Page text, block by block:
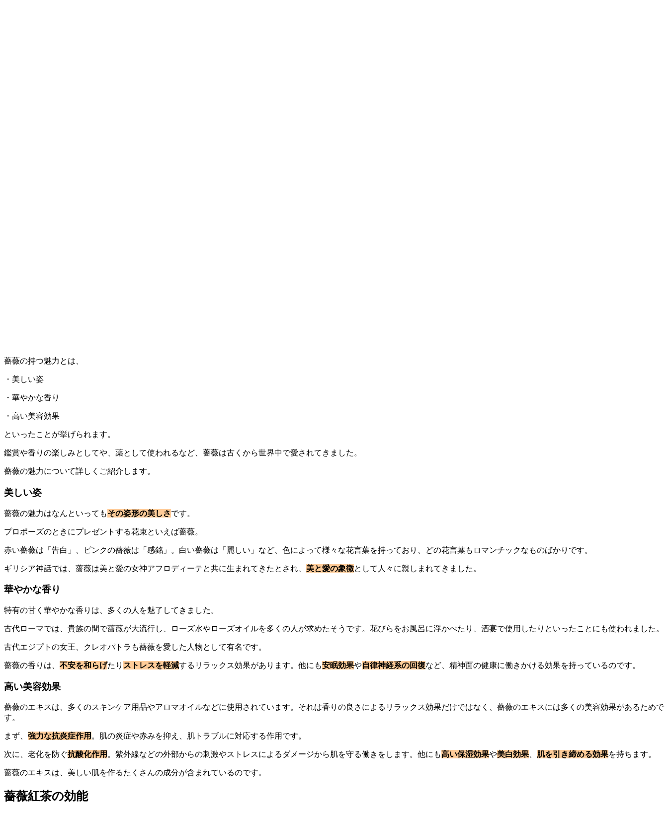
薔薇の持つ魅力とは、
・美しい姿
・華やかな香り
・高い美容効果
といったことが挙げられます。
鑑賞や香りの楽しみとしてや、薬として使われるなど、薔薇は古くから世界中で愛されてきました。
薔薇の魅力について詳しくご紹介します。
美しい姿
薔薇の魅力はなんといってもその姿形の美しさです。
プロポーズのときにプレゼントする花束といえば薔薇。
赤い薔薇は「告白」、ピンクの薔薇は「感銘」。白い薔薇は「麗しい」など、色によって様々な花言葉を持っており、どの花言葉もロマンチックなものばかりです。
ギリシア神話では、薔薇は美と愛の女神アフロディーテと共に生まれてきたとされ、 美と愛の象徴として人々に親しまれてきました。
華やかな香り
特有の甘く華やかな香りは、多くの人を魅了してきました。
古代ローマでは、貴族の間で薔薇が大流行し、ローズ水やローズオイルを多くの人が求めたそうです。花びらをお風呂に浮かべたり、酒宴で使用したりといったことにも使われました。
古代エジプトの女王、クレオパトラも薔薇を愛した人物として有名です。
薔薇の香りは、 不安を和らげたり ストレスを軽減するリラックス効果があります。他にも安眠効果や自律神経系の回復など、精神面の健康に働きかける効果を持っているのです。
高い美容効果
薔薇のエキスは、多くのスキンケア用品やアロマオイルなどに使用されています。それは香りの良さによるリラックス効果だけではなく、薔薇のエキスには多くの美容効果があるためで
す。
まず、 強力な抗炎症作用 。肌の炎症や赤みを抑え、肌トラブルに対応する作用です。
次に、老化を防ぐ抗酸化作用 。紫外線などの外部からの刺激やストレスによるダメージから肌を守る働きをします。他にも高い保湿効果や美白効果、 肌を引き締める効果を持ちます。
薔薇のエキスは、美しい肌を作るたくさんの成分が含まれているのです。
薔薇紅茶の効能